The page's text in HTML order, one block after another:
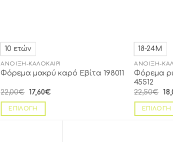
10 ετών
ΆΝΟΙΞΗ-ΚΑΛΟΚΑΊΡΙ
Φόρεμα μακρύ καρό Εβίτα 198011
22,00€ 17,60€
ΕΠΙΛΟΓΉ
18-24Μ
ΆΝΟΙΞΗ-
Φόρεμα
45512
22,50€
ΕΠΙΛΟΓΉ